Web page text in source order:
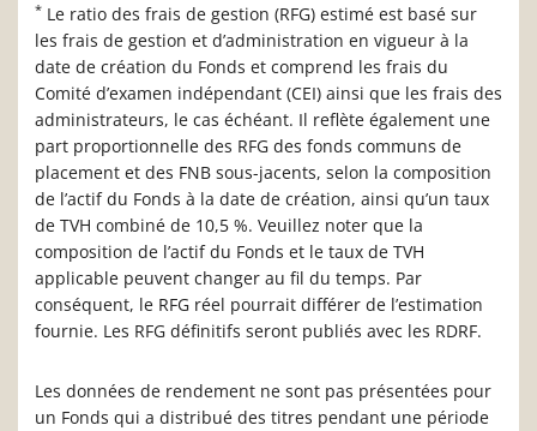
* Le ratio des frais de gestion (RFG) estimé est basé sur
les frais de gestion et d’administration en vigueur à la
date de création du Fonds et comprend les frais du
Comité d’examen indépendant (CEI) ainsi que les frais des
administrateurs, le cas échéant. Il reflète également une
part proportionnelle des RFG des fonds communs de
placement et des FNB sous-jacents, selon la composition
de l’actif du Fonds à la date de création, ainsi qu’un taux
de TVH combiné de 10,5 %. Veuillez noter que la
composition de l’actif du Fonds et le taux de TVH
applicable peuvent changer au fil du temps. Par
conséquent, le RFG réel pourrait différer de l’estimation
fournie. Les RFG définitifs seront publiés avec les RDRF.
Les données de rendement ne sont pas présentées pour
un Fonds qui a distribué des titres pendant une période